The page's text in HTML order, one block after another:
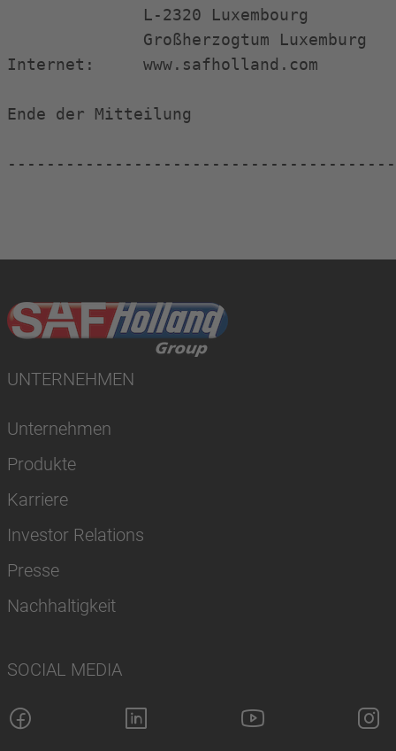
              L-2320 Luxembourg
              Großherzogtum Luxemburg
Internet:     www.safholland.com
Ende der Mitteilung
UNTERNEHMEN
Unternehmen
Produkte
Karriere
Investor Relations
Presse
Nachhaltigkeit
SOCIAL MEDIA